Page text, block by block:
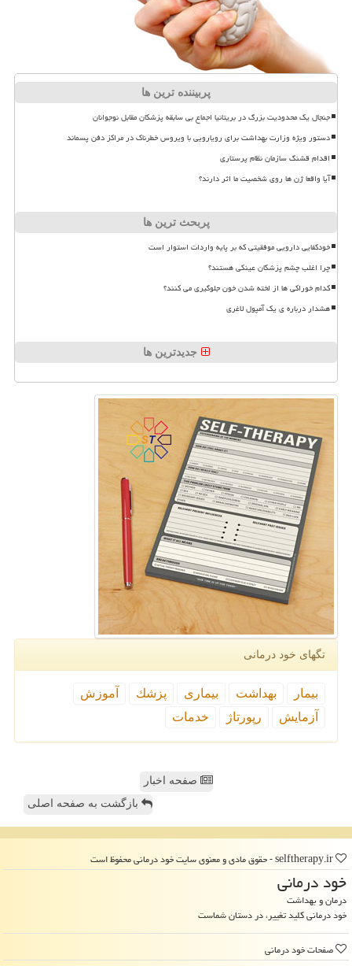
پربیننده ترین ها
جنجال یک محدودیت بزرگ در بریتانیا اجماع بی سابقه پزشکان مقابل نوجوانان
دستور ویژه وزارت بهداشت برای رویارویی با ویروس خطرناک در مراکز دفن پسماند
اقدام قشنگ سازمان نظام پرستاری
آیا واقعا ژن ها روی شخصیت ما اثر دارند؟
پربحث ترین ها
خودکفایی دارویی موفقیتی که بر پایه واردات استوار است
چرا اغلب چشم پزشکان عینکی هستند؟
کدام خوراکی ها از لخته شدن خون جلوگیری می کنند؟
هشدار درباره ی یک آمپول لاغری
جدیدترین ها
تگهای خود درمانی
بیمار بهداشت بیماری پزشك
آموزش
آزمایش
رپورتاژ خدمات
صفحه اخبار
بازگشت به صفحه اصلی
خود درمانی
درمان و بهداشت
خود درمانی کلید تغییر، در دستان شماست
صفحات خود درمانی